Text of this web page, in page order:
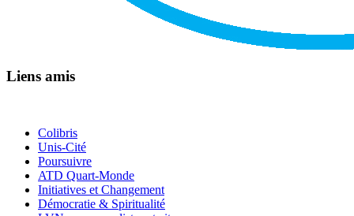
Liens amis
Colibris
Unis-Cité
Poursuivre
ATD Quart-Monde
Initiatives et Changement
Démocratie & Spiritualité